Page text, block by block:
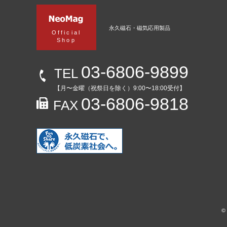
Official
Shop
永久磁石・磁気応用製品
TEL 03-6806-9899
【月〜金曜（祝祭日を除く）9:00〜18:00受付】
FAX 03-6806-9818
©